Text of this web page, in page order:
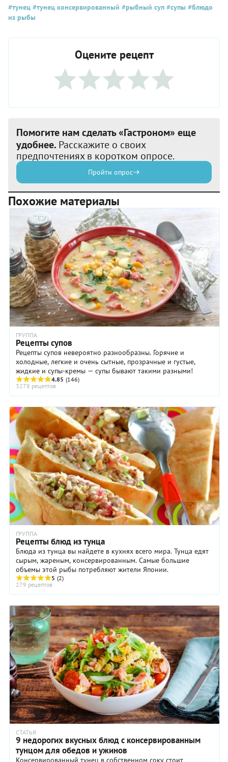
#тунец #тунец консервированный #рыбный суп #супы #блюдо
из рыбы
Оцените рецепт
Помогите нам сделать «Гастроном» еще
удобнее. Расскажите о своих
предпочтениях в коротком опросе.
Пройти опрос
Похожие материалы
ГРУППА
Рецепты супов
Рецепты супов невероятно разнообразны. Горячие и
холодные, легкие и очень сытные, прозрачные и густые,
жидкие и супы-кремы — супы бывают такими разными!
4.85 (146)
3278 рецептов
ГРУППА
Рецепты блюд из тунца
Блюда из тунца вы найдете в кухнях всего мира. Тунца едят
сырым, жареным, консервированным. Самые большие
объемы этой рыбы потребляют жители Японии.
5 (2)
279 рецептов
СТАТЬЯ
9 недорогих вкусных блюд с консервированным
тунцом для обедов и ужинов
Консервированный тунец в собственном соку стоит